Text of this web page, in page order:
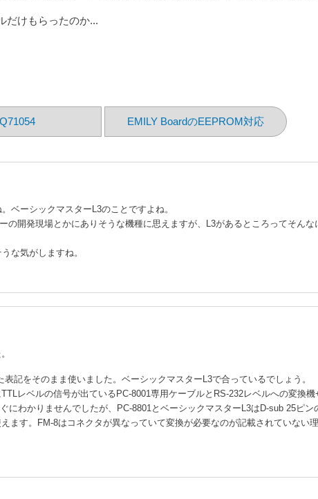
だけもらったのか...
EMILY BoardのEEPROM対応
ベーシックマスターL3のことですよね。
の開発現場とかにありそうな機種に思えますが、L3があるところってそんな
な気がしますね。
表記をそのまま使いました。ベーシックマスターL3で合っているでしょう。
レベルの信号が出ているPC-8001専用ケーブルとRS-232レベルへの変換
にわかりませんでしたが、PC-8801とベーシックマスターL3はD-sub 25ピン
ます。FM-8はコネクタが異なっていて変換が必要なのが記載されていない